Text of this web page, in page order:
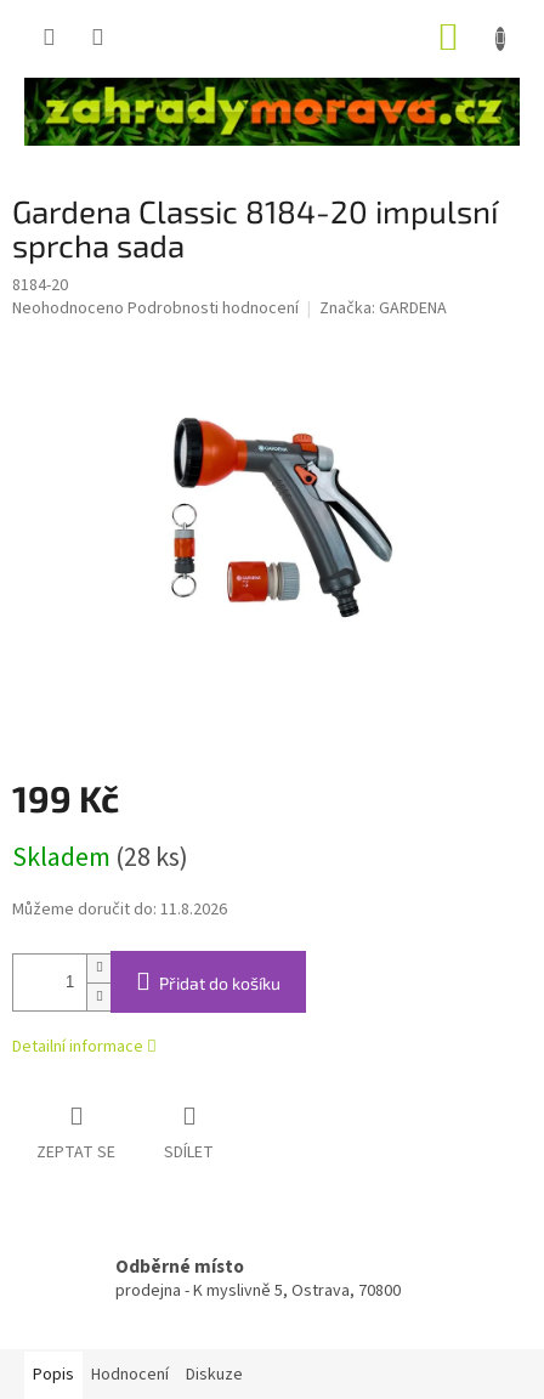
Gardena Classic 8184-20 impulsní
sprcha sada
8184-20
Průměrné
Neohodnoceno Podrobnosti hodnocení Značka: GARDENA
199 Kč
cena:
Skladem (28 ks)
Můžeme doručit do: 11.8.2026
Přidat do košíku
Detailní informace
ZEPTAT SE SDÍLET
Odběrné místo
prodejna - K myslivně 5, Ostrava, 70800
Popis Hodnocení Diskuze